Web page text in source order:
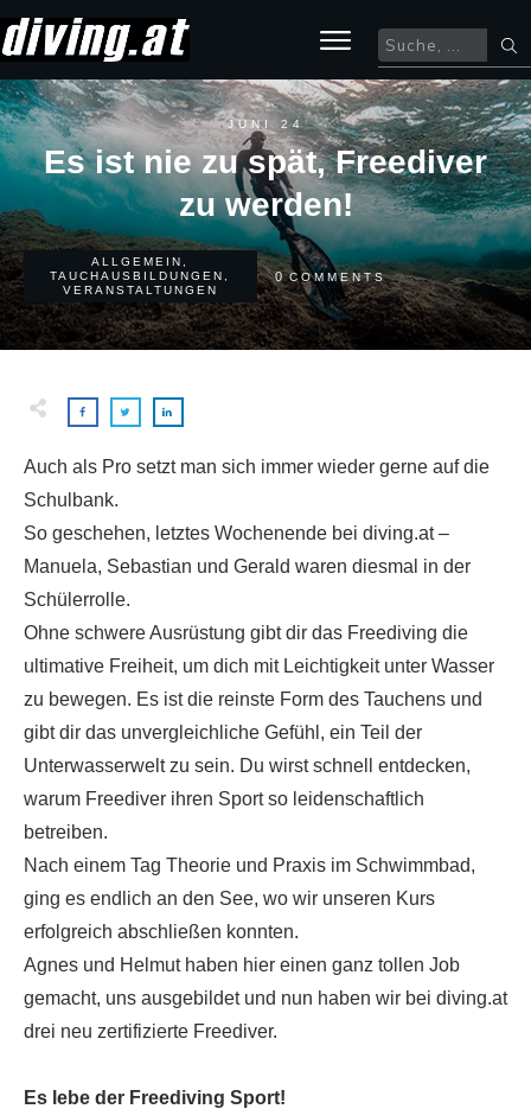
JUNI 24
Es ist nie zu spät, Freediver
zu werden!
ALLGEMEIN
TAUCHAUSBILDUNGEN
VERANSTALTUNGEN
0 COMMENTS
Auch als Pro setzt man sich immer wieder gerne auf die
Schulbank.
So geschehen, letztes Wochenende bei diving.at –
Manuela, Sebastian und Gerald waren diesmal in der
Schülerrolle.
Ohne schwere Ausrüstung gibt dir das Freediving die
ultimative Freiheit, um dich mit Leichtigkeit unter Wasser
zu bewegen. Es ist die reinste Form des Tauchens und
gibt dir das unvergleichliche Gefühl, ein Teil der
Unterwasserwelt zu sein. Du wirst schnell entdecken,
warum Freediver ihren Sport so leidenschaftlich
betreiben.
Nach einem Tag Theorie und Praxis im Schwimmbad,
ging es endlich an den See, wo wir unseren Kurs
erfolgreich abschließen konnten.
Agnes und Helmut haben hier einen ganz tollen Job
gemacht, uns ausgebildet und nun haben wir bei diving.at
drei neu zertifizierte Freediver.
Es lebe der Freediving Sport!